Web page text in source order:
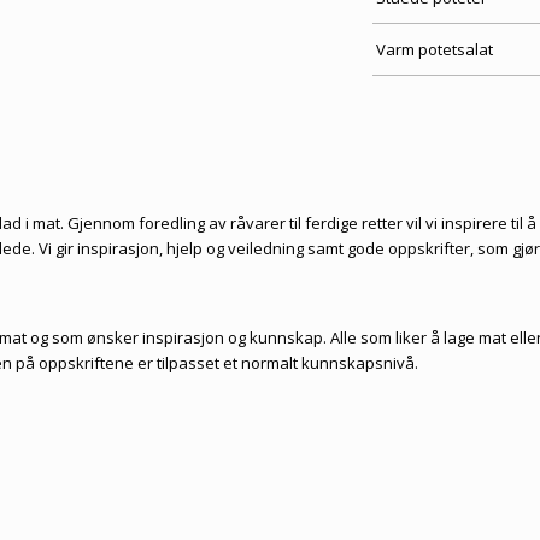
Varm potetsalat
i mat. Gjennom foredling av råvarer til ferdige retter vil vi inspirere til å
Vi gir inspirasjon, hjelp og veiledning samt gode oppskrifter, som gjør
og som ønsker inspirasjon og kunnskap. Alle som liker å lage mat
på oppskriftene er tilpasset et normalt kunnskapsnivå.